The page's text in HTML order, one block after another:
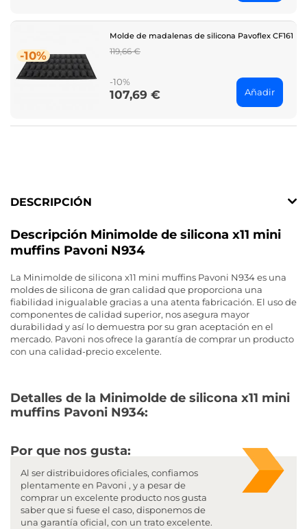
-10%
Molde de madalenas de silicona Pavoflex CF161
Regular
119,66 €
-10%
Price
107,69 € Añadir
DESCRIPCIÓN
Descripción Minimolde de silicona x11 mini
muffins Pavoni N934
La Minimolde de silicona x11 mini muffins Pavoni N934 es una
moldes de silicona de gran calidad que proporciona una
fiabilidad inigualable gracias a una atenta fabricación. El uso de
componentes de calidad superior, nos asegura mayor
durabilidad y así lo demuestra por su gran aceptación en el
mercado. Pavoni nos ofrece la garantía de comprar un producto
con una calidad-precio excelente.
Detalles de la Minimolde de silicona x11 mini
muffins Pavoni N934:
Por que nos gusta:
Al ser distribuidores oficiales, confiamos
plentamente en Pavoni , y a pesar de
comprar un excelente producto nos gusta
saber que si fuese el caso, disponemos de
una garantía oficial, con un trato excelente.